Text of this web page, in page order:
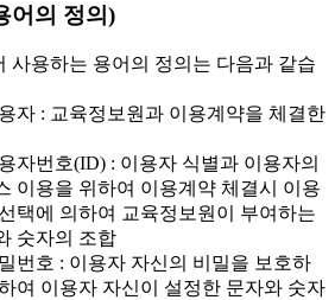
어의 정의)
사용하는 용어의 정의는 다음과 같습
자 : 교육정보원과 이용계약을 체결한
자번호(ID) : 이용자 식별과 이용자의
이용을 위하여 이용계약 체결시 이용
택에 의하여 교육정보원이 부여하는
숫자의 조합
번호 : 이용자 자신의 비밀을 보호하
여 이용자 자신이 설정한 문자와 숫자